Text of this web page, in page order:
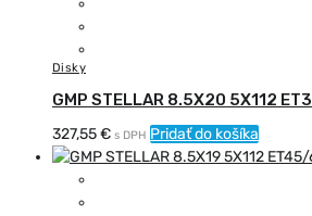
Disky
GMP STELLAR 8.5X20 5X112
327,55€ s DPH Pridať do košíka